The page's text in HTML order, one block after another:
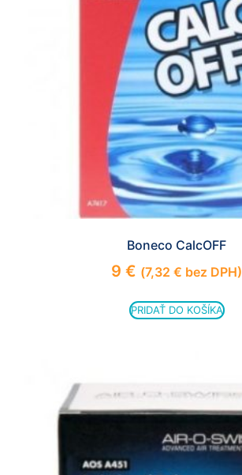
Boneco CalcOFF
9 € (7,32 € bez DPH)
PRIDAŤ DO KOŠÍKA